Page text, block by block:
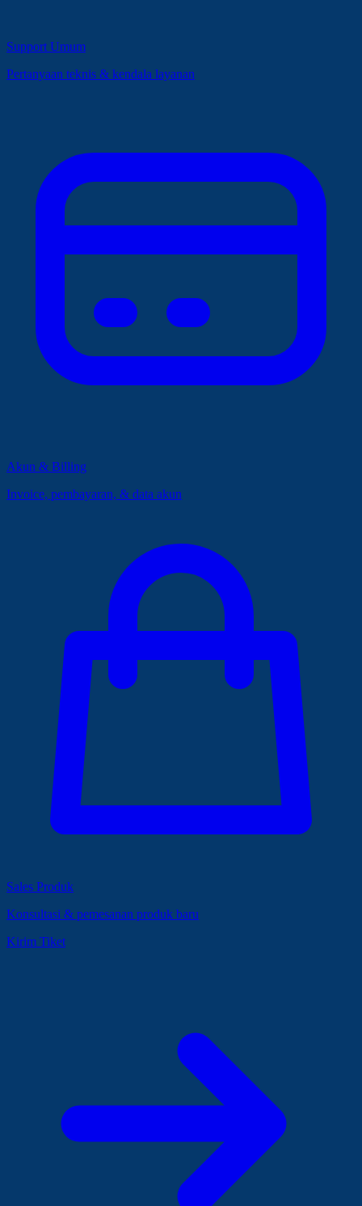
Support Umum
Pertanyaan teknis & kendala layanan
Akun & Billing
Invoice, pembayaran, & data akun
Sales Produk
Konsultasi & pemesanan produk baru
Kirim Tiket